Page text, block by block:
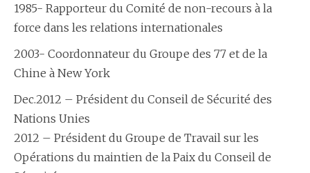
1985- Rapporteur du Comité de non-recours à la
force dans les relations internationales
2003- Coordonnateur du Groupe des 77 et de la
Chine à New York
Dec.2012 – Président du Conseil de Sécurité des
Nations Unies
2012 – Président du Groupe de Travail sur les
Opérations du maintien de la Paix du Conseil de